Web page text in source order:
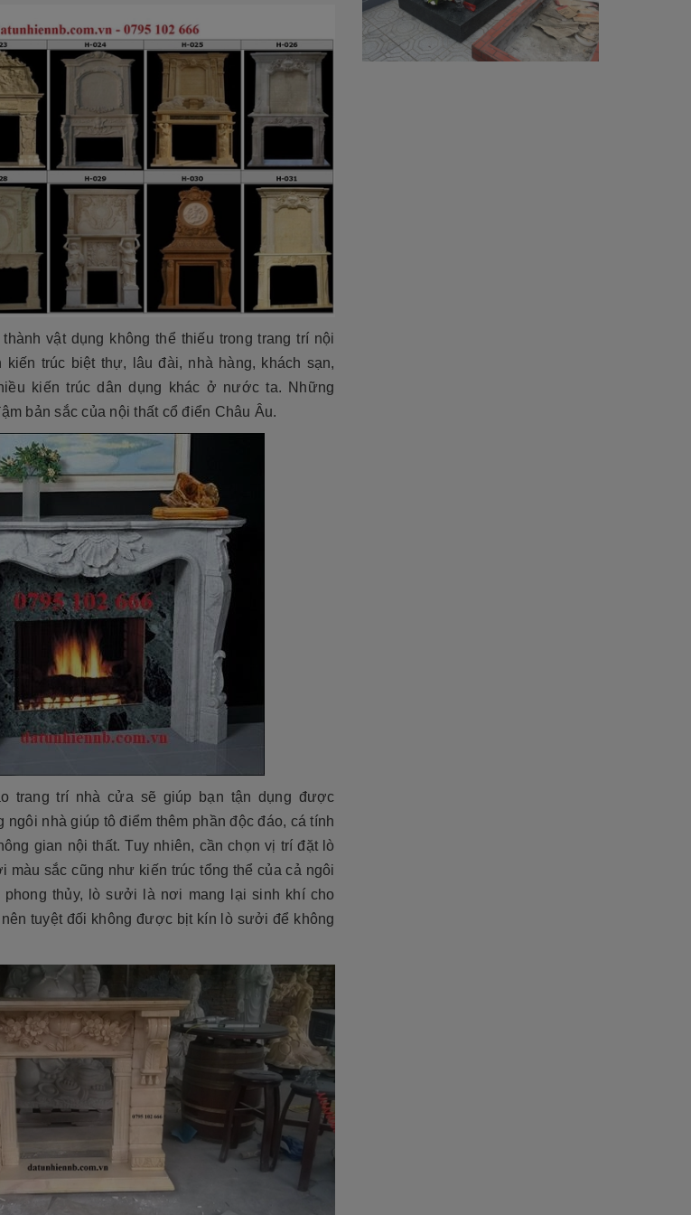
vật dụng không thể thiếu trong trang trí nội
kiến trúc biệt thự, lâu đài, nhà hàng, khách sạn,
kiến trúc dân dụng khác ở nước ta. Những
bản sắc của nội thất cổ điển Châu Âu.
trang trí nhà cửa sẽ giúp bạn tận dụng được
ngôi nhà giúp tô điểm thêm phần độc đáo, cá tính
gian nội thất. Tuy nhiên, cần chọn vị trí đặt lò
sắc cũng như kiến trúc tổng thể của cả ngôi
phong thủy, lò sưởi là nơi mang lại sinh khí cho
tuyệt đối không được bịt kín lò sưởi để không